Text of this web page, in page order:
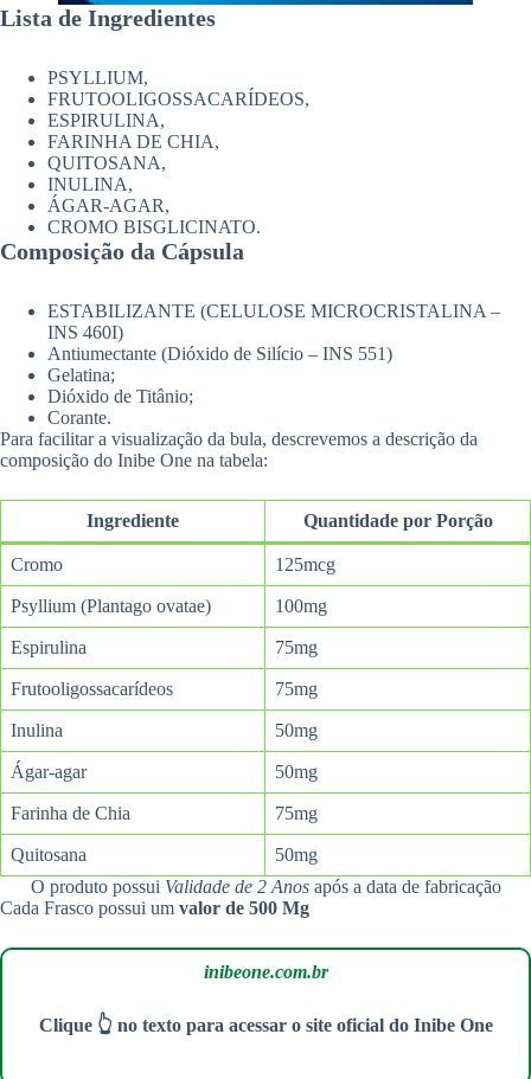
Lista de Ingredientes
PSYLLIUM,
FRUTOOLIGOSSACARÍDEOS,
ESPIRULINA,
FARINHA DE CHIA,
QUITOSANA,
INULINA,
ÁGAR-AGAR,
CROMO BISGLICINATO.
Composição da Cápsula
ESTABILIZANTE (CELULOSE MICROCRISTALINA –
INS 460I)
Antiumectante (Dióxido de Silício – INS 551)
Gelatina;
Dióxido de Titânio;
Corante.
Para facilitar a visualização da bula, descrevemos a descrição da
composição do Inibe One na tabela:
Ingrediente Quantidade por Porção
Cromo 125mcg
Psyllium (Plantago ovatae) 100mg
Espirulina 75mg
Frutooligossacarídeos 75mg
Inulina 50mg
Ágar-agar 50mg
Farinha de Chia 75mg
Quitosana
50mg
O produto possui Validade de 2 Anosapós a data de fabricação
Cada Frasco possui um valor de 500 Mg
inibeone.com.br
Clique 👆 no texto para acessar o site oficial do Inibe One